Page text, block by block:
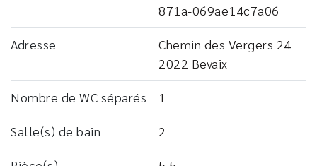
871a-069ae14c7a06
Adresse
Chemin des Vergers 24
2022 Bevaix
Nombre de WC séparés 1
Salle(s) de bain 2